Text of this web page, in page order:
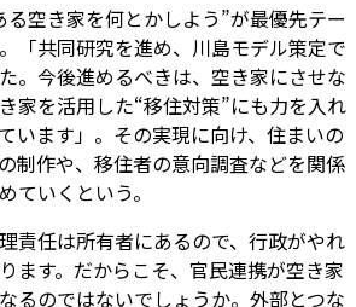
空き家を何とかしよう”が最優先テー
「共同研究を進め、川島モデル策定で
。今後進めるべきは、空き家にさせな
家を活用した“移住対策”にも力を入れ
います」。その実現に向け、住まいの
制作や、移住者の意向調査などを関係
ていくという。
責任は所有者にあるので、行政がやれ
ます。だからこそ、官民連携が空き家
るのではないでしょうか。外部とつな